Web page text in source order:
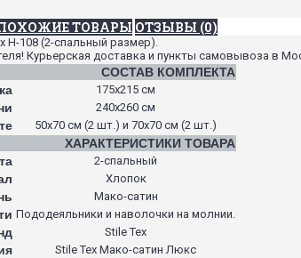
ТОВАРЫ ОТЗЫВЫ (0)
H-108 (2-спальный размер).
Курьерская доставка и пункты самовывоза в
СОСТАВ КОМПЛЕКТА
175х215 см
240х260 см
50х70 см (2 шт.) и 70х70 см (2 шт.)
ХАРАКТЕРИСТИКИ ТОВАРА
2-спальный
Хлопок
Мако-сатин
Пододеяльники и наволочки на молнии.
Stile Tex
Stile Tex Мако-сатин Люкс